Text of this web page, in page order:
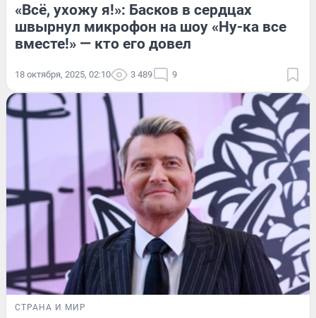
«Всё, ухожу я!»: Басков в сердцах
швырнул микрофон на шоу «Ну-ка все
вместе!» — кто его довел
18 октября, 2025, 02:10 3 489 9
СТРАНА И МИР